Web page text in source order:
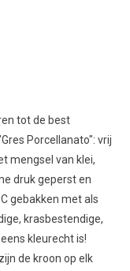
tot de best
Porcellanato": vrij
mengsel van klei,
druk geperst en
gebakken met als
krasbestendige,
kleurecht is!
de kroon op elk